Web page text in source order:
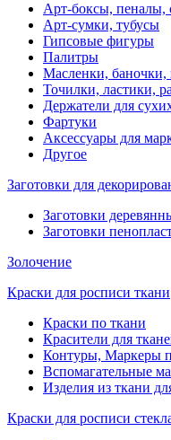
Арт-боксы, пеналы,
Арт-сумки, тубусы
Гипсовые фигуры
Палитры
Масленки, баночки,
Точилки, ластики,
Держатели для
Фартуки
Аксессуары для
Другое
Заготовки для
Заготовки
Заготовки
Золочение
Краски для росписи ткани
Краски по ткани
Красители для
Контуры, Маркеры
Вспомагательные
Изделия из ткани
Краски для росписи